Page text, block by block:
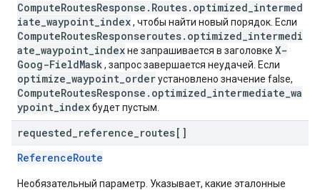
ComputeRoutesResponse.Routes.optimized_intermed
iate_waypoint_index, чтобы найти новый порядок. Если
ComputeRoutesResponseroutes.optimized_intermedi
ate_waypoint_indexне запрашивается в заголовке X-
Goog-FieldMask, запрос завершается неудачей. Если
optimize_waypoint_orderустановлено значение false,
ComputeRoutesResponse.optimized_intermediate_wa
ypoint_indexбудет пустым.
requested reference routes[]
ReferenceRoute
Необязательный параметр. Указывает, какие эталонные